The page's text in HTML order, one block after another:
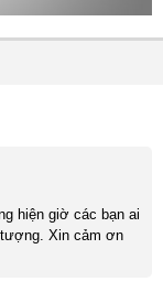
hiện giờ các bạn ai
Xin cảm ơn